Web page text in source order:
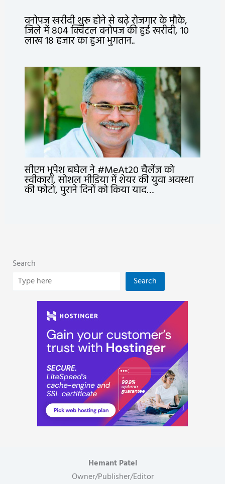
वनोपज खरीदी शुरू होने से बढ़े रोजगार के मौके,
जिले में 804 क्विंटल वनोपज की हुई खरीदी, 10
लाख 18 हजार का हुआ भुगतान..
सीएम भूपेश बघेल ने #MeAt20 चैलेंज को
स्वीकारा, सोशल मीडिया में शेयर की युवा अवस्था
की फोटो, पुराने दिनों को किया याद…
Search
Search
Hemant Patel
Owner/Publisher/Editor